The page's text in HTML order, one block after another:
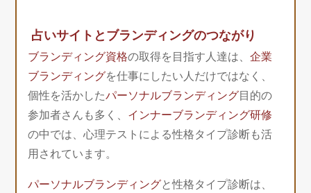
占いサイトとブランディングのつながり
ブランディング資格の取得を目指す人達は、企業
ブランディングを仕事にしたい人だけではなく、
個性を活かしたパーソナルブランディング目的の
参加者さんも多く、 インナーブランディング研修
の中では、心理テストによる性格タイプ診断も活
用されています。
パーソナルブランディングと性格タイプ診断は、